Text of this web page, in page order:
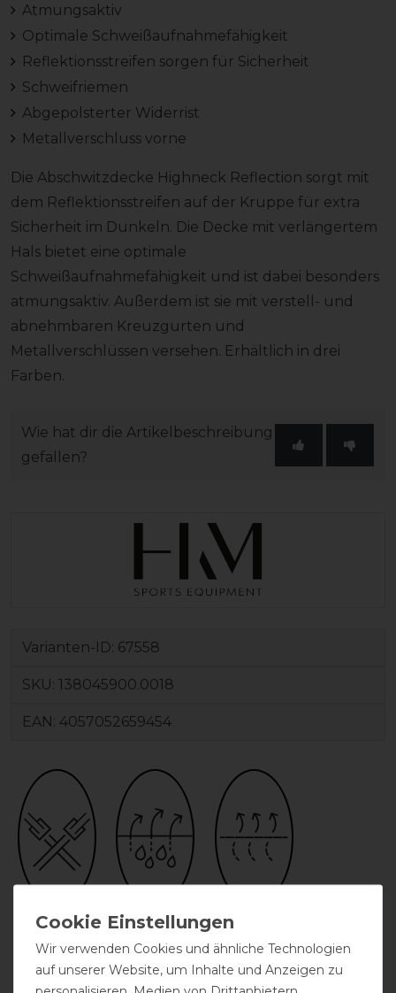
Atmungsaktiv
Optimale Schweißaufnahmefähigkeit
Reflektionsstreifen sorgen für Sicherheit
Schweifriemen
Abgepolsterter Widerrist
Metallverschluss vorne
Die Abschwitzdecke Highneck Reflection sorgt mit
dem Reflektionsstreifen auf der Kruppe für extra
Sicherheit im Dunkeln. Die Decke mit verlängertem
Hals bietet eine optimale
Schweißaufnahmefähigkeit und ist dabei besonders
atmungsaktiv. Außerdem ist sie mit verstell- und
abnehmbaren Kreuzgurten und
Metallverschlüssen versehen. Erhältlich in drei
Farben.
Wie hat dir die Artikelbeschreibung
gefallen?
Varianten-ID: 67558
SKU: 138045900.0018
EAN: 4057052659454
zwei
Kreuzgurte
abschwitzend atmungsaktiv
Wir verwenden Cookies und ähnliche Technologien
auf unserer Website, um Inhalte und Anzeigen zu